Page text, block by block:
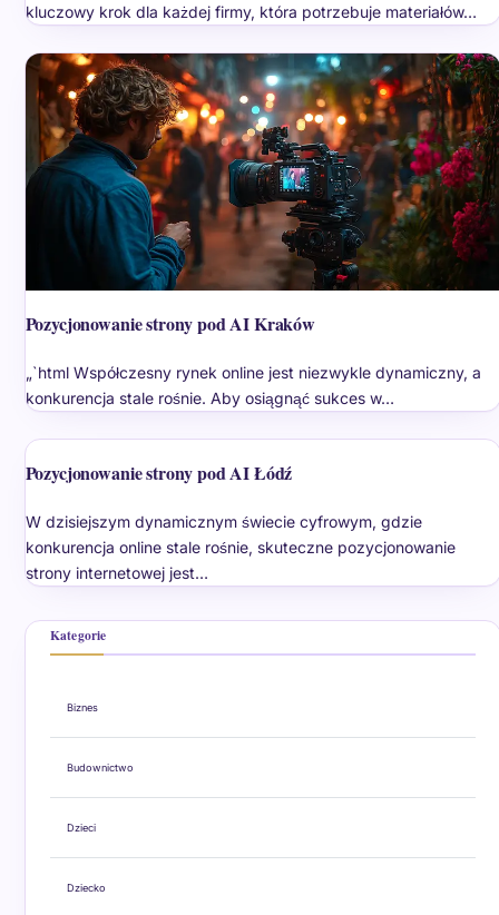
kluczowy krok dla każdej firmy, która potrzebuje materiałów…
Pozycjonowanie strony pod AI Kraków
„`html Współczesny rynek online jest niezwykle dynamiczny, a
konkurencja stale rośnie. Aby osiągnąć sukces w…
Pozycjonowanie strony pod AI Łódź
W dzisiejszym dynamicznym świecie cyfrowym, gdzie
konkurencja online stale rośnie, skuteczne pozycjonowanie
strony internetowej jest…
Kategorie
Biznes
Budownictwo
Dzieci
Dziecko